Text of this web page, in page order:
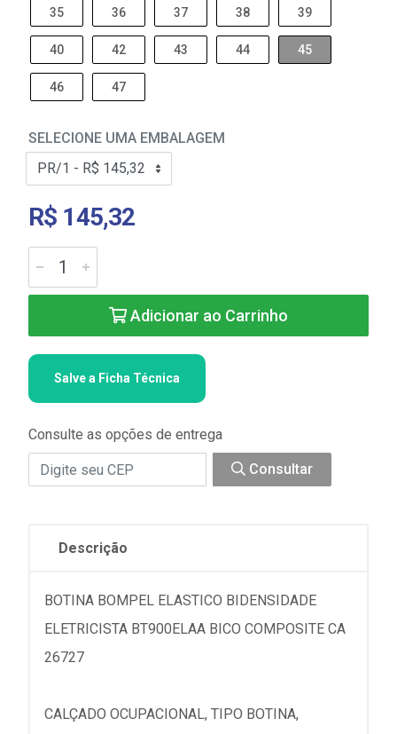
35 36 37 38 39
40 42 43 44 45
46 47
SELECIONE UMA EMBALAGEM
R$ 145,32
Adicionar ao Carrinho
Salve a Ficha Técnica
Consulte as opções de entrega
Consultar
Descrição
BOTINA BOMPEL ELASTICO BIDENSIDADE
ELETRICISTA BT900ELAA BICO COMPOSITE CA
26727
CALÇADO OCUPACIONAL, TIPO BOTINA,